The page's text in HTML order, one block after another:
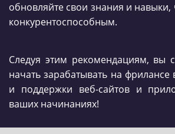
обновляйте свои знания и навыки,
конкурентоспособным.
Следуя этим рекомендациям, вы
начать зарабатывать на фрилансе
и поддержки веб-сайтов и
ваших начинаниях!